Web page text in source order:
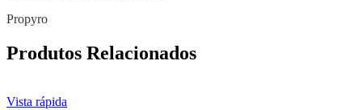
Propyro
Produtos Relacionados
Vista rápida